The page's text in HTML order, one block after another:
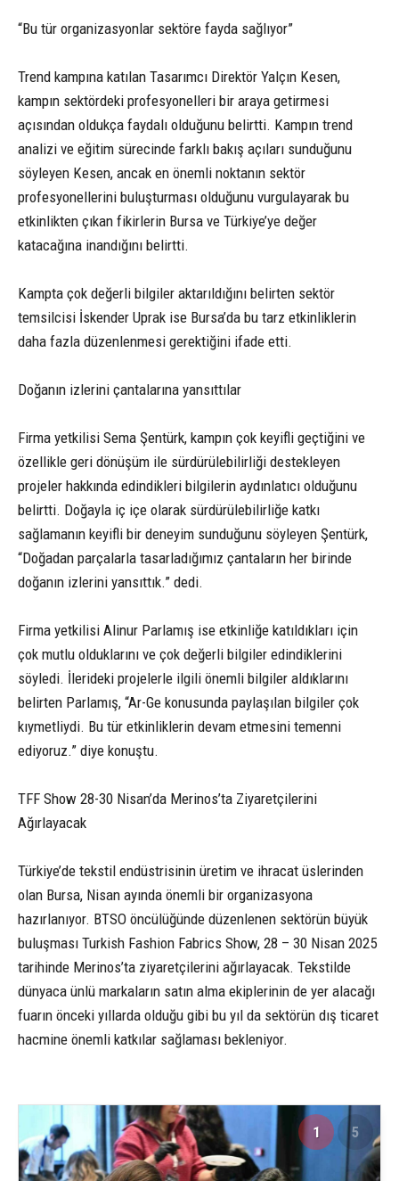
“Bu tür organizasyonlar sektöre fayda sağlıyor”
Trend kampına katılan Tasarımcı Direktör Yalçın Kesen,
kampın sektördeki profesyonelleri bir araya getirmesi
açısından oldukça faydalı olduğunu belirtti. Kampın trend
analizi ve eğitim sürecinde farklı bakış açıları sunduğunu
söyleyen Kesen, ancak en önemli noktanın sektör
profesyonellerini buluşturması olduğunu vurgulayarak bu
etkinlikten çıkan fikirlerin Bursa ve Türkiye’ye değer
katacağına inandığını belirtti.
Kampta çok değerli bilgiler aktarıldığını belirten sektör
temsilcisi İskender Uprak ise Bursa’da bu tarz etkinliklerin
daha fazla düzenlenmesi gerektiğini ifade etti.
Doğanın izlerini çantalarına yansıttılar
Firma yetkilisi Sema Şentürk, kampın çok keyifli geçtiğini ve
özellikle geri dönüşüm ile sürdürülebilirliği destekleyen
projeler hakkında edindikleri bilgilerin aydınlatıcı olduğunu
belirtti. Doğayla iç içe olarak sürdürülebilirliğe katkı
sağlamanın keyifli bir deneyim sunduğunu söyleyen Şentürk,
“Doğadan parçalarla tasarladığımız çantaların her birinde
doğanın izlerini yansıttık.” dedi.
Firma yetkilisi Alinur Parlamış ise etkinliğe katıldıkları için
çok mutlu olduklarını ve çok değerli bilgiler edindiklerini
söyledi. İlerideki projelerle ilgili önemli bilgiler aldıklarını
belirten Parlamış, “Ar-Ge konusunda paylaşılan bilgiler çok
kıymetliydi. Bu tür etkinliklerin devam etmesini temenni
ediyoruz.” diye konuştu.
TFF Show 28-30 Nisan’da Merinos’ta Ziyaretçilerini
Ağırlayacak
Türkiye’de tekstil endüstrisinin üretim ve ihracat üslerinden
olan Bursa, Nisan ayında önemli bir organizasyona
hazırlanıyor. BTSO öncülüğünde düzenlenen sektörün büyük
buluşması Turkish Fashion Fabrics Show, 28 – 30 Nisan 2025
tarihinde Merinos’ta ziyaretçilerini ağırlayacak. Tekstilde
dünyaca ünlü markaların satın alma ekiplerinin de yer alacağı
fuarın önceki yıllarda olduğu gibi bu yıl da sektörün dış ticaret
hacmine önemli katkılar sağlaması bekleniyor.
1 5